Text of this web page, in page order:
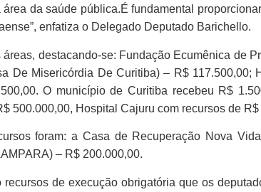
área da saúde pública.É fundamental
enfatiza o Delegado Deputado Barichello.
destacando-se: Fundação Ecumênica de
De Misericórdia De Curitiba) – R$
O município de Curitiba recebeu R$
500.000,00, Hospital Cajuru com recursos de
foram: a Casa de Recuperação Nova
– R$ 200.000,00.
recursos de execução obrigatória que os